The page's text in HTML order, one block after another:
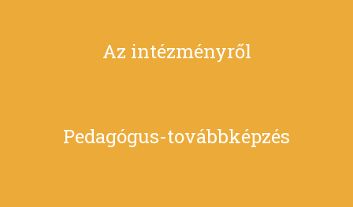
Az intézményről
Pedagógus-továbbképzés